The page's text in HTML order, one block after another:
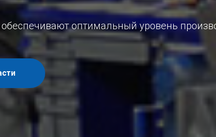
оптимальный уровень